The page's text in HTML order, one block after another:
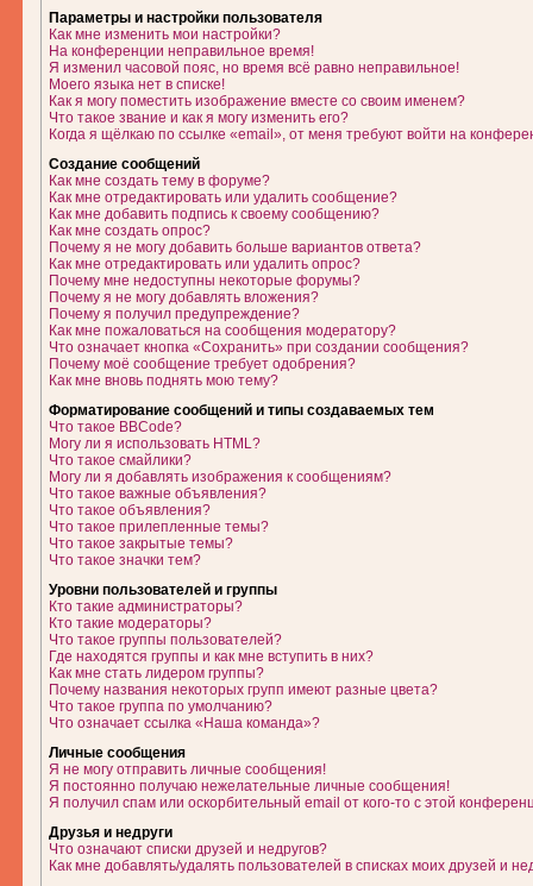
Параметры и настройки пользователя
Как мне изменить мои настройки?
На конференции неправильное время!
Я изменил часовой пояс, но время всё равно неправильное!
Моего языка нет в списке!
Как я могу поместить изображение вместе со своим именем?
Что такое звание и как я могу изменить его?
Когда я щёлкаю по ссылке «email», от меня требуют войти на
Создание сообщений
Как мне создать тему в форуме?
Как мне отредактировать или удалить сообщение?
Как мне добавить подпись к своему сообщению?
Как мне создать опрос?
Почему я не могу добавить больше вариантов ответа?
Как мне отредактировать или удалить опрос?
Почему мне недоступны некоторые форумы?
Почему я не могу добавлять вложения?
Почему я получил предупреждение?
Как мне пожаловаться на сообщения модератору?
Что означает кнопка «Сохранить» при создании сообщения?
Почему моё сообщение требует одобрения?
Как мне вновь поднять мою тему?
Форматирование сообщений и типы создаваемых тем
Что такое BBCode?
Могу ли я использовать HTML?
Что такое смайлики?
Могу ли я добавлять изображения к сообщениям?
Что такое важные объявления?
Что такое объявления?
Что такое прилепленные темы?
Что такое закрытые темы?
Что такое значки тем?
Уровни пользователей и группы
Кто такие администраторы?
Кто такие модераторы?
Что такое группы пользователей?
Где находятся группы и как мне вступить в них?
Как мне стать лидером группы?
Почему названия некоторых групп имеют разные цвета?
Что такое группа по умолчанию?
Что означает ссылка «Наша команда»?
Личные сообщения
Я не могу отправить личные сообщения!
Я постоянно получаю нежелательные личные сообщения!
Я получил спам или оскорбительный email от кого-то с этой
Друзья и недруги
Что означают списки друзей и недругов?
Как мне добавлять/удалять пользователей в списках моих друзей и